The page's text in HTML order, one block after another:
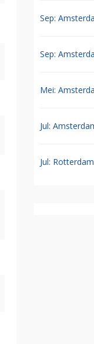
Sep:
Sep:
Mei:
Jul:
Jul: